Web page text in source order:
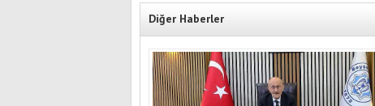
Diğer Haberler